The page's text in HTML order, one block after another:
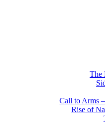
The
Call to Arms
Rise of